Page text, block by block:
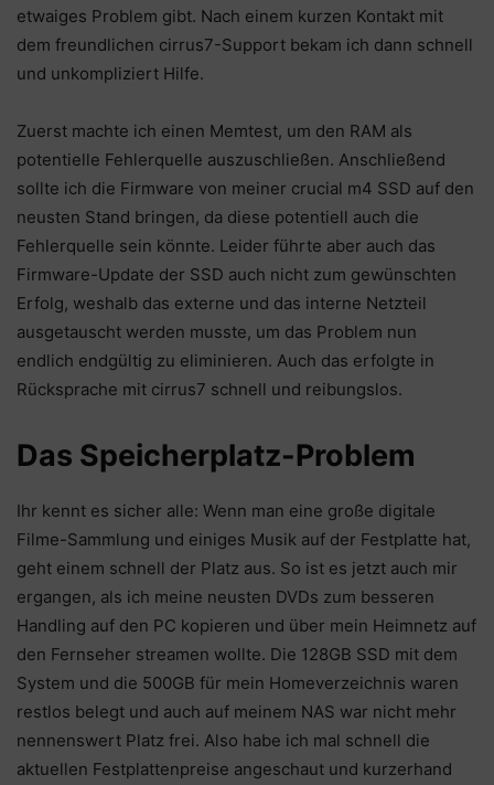
etwaiges Problem gibt. Nach einem kurzen Kontakt mit
dem freundlichen cirrus7-Support bekam ich dann schnell
und unkompliziert Hilfe.
Zuerst machte ich einen Memtest, um den RAM als
potentielle Fehlerquelle auszuschließen. Anschließend
sollte ich die Firmware von meiner crucial m4 SSD auf den
neusten Stand bringen, da diese potentiell auch die
Fehlerquelle sein könnte. Leider führte aber auch das
Firmware-Update der SSD auch nicht zum gewünschten
Erfolg, weshalb das externe und das interne Netzteil
ausgetauscht werden musste, um das Problem nun
endlich endgültig zu eliminieren. Auch das erfolgte in
Rücksprache mit cirrus7 schnell und reibungslos.
Das Speicherplatz-Problem
Ihr kennt es sicher alle: Wenn man eine große digitale
Filme-Sammlung und einiges Musik auf der Festplatte hat,
geht einem schnell der Platz aus. So ist es jetzt auch mir
ergangen, als ich meine neusten DVDs zum besseren
Handling auf den PC kopieren und über mein Heimnetz auf
den Fernseher streamen wollte. Die 128GB SSD mit dem
System und die 500GB für mein Homeverzeichnis waren
restlos belegt und auch auf meinem NAS war nicht mehr
nennenswert Platz frei. Also habe ich mal schnell die
aktuellen Festplattenpreise angeschaut und kurzerhand